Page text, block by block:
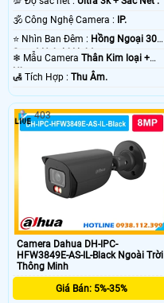
🕉️ Công Nghệ Camera : IP.
⭐ Nhìn Ban Đêm : Hồng Ngoại 30m
Smart Hybrid Light.
❄ Mẫu Camera Thân Kim loại +
Nhựa.
️🛃 Tích Hợp : Thu Âm.
Camera Dahua DH-IPC-
HFW3849E-AS-IL-Black Ngoài Trời
Thông Minh
Giá Bán: 5%-35%
403